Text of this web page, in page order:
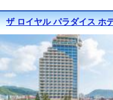
ザ ロイヤル パラダイス ホ